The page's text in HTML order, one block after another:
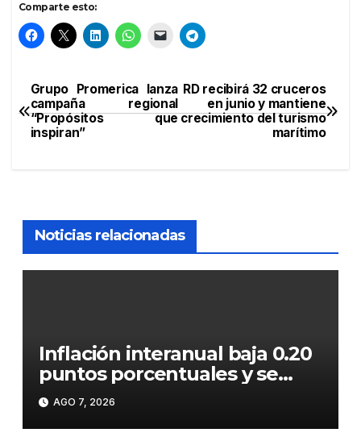
Comparte esto:
Navegación
de
RD recibirá 32 cruceros
en junio y mantiene
crecimiento del turismo
marítimo
Grupo Promerica lanza
campaña regional
“Propósitos que
inspiran”
Noticias relacionadas
Inflación interanual baja 0.20
puntos porcentuales y se
sitúa en 5.47 %
AGO 7, 2026